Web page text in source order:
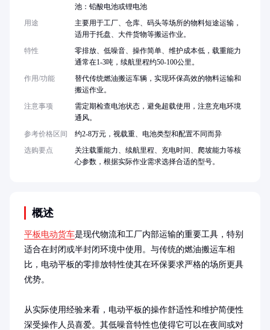
概述
平板电动货车是现代物流和工厂内部运输的重要工具，特别
适合在封闭或半封闭环境中使用。与传统的燃油搬运车相
比，电动平板的零排放特性使其在环保要求严格的场所更具
优势。
从实际使用经验来看，电动平板的操作舒适性和维护简便性
深受操作人员喜爱。其低噪音特性也使得它可以在夜间或对
池：铅酸电池或锂电池
用途
主要用于工厂、仓库、码头等场所的物料短途运输，
适用于托盘、大件货物等搬运作业。
特性
零排放、低噪音、操作简单、维护成本低，载重能力
通常在1-3吨，续航里程约50-100公里。
作用/功能
替代传统燃油搬运车辆，实现环保高效的物料运输和
搬运作业。
注意事项
需定期检查电池状态，避免超载使用，注意充电环境
通风。
参考价格区间
约2-8万元，视载重、电池类型和配置不同而异
选购要点
关注载重能力、续航里程、充电时间、爬坡能力等核
心参数，根据实际作业需求选择合适的型号。